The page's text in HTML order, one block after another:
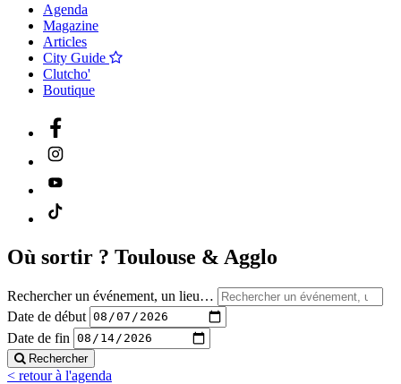
Agenda
Magazine
Articles
City Guide
Clutcho'
Boutique
Où sortir ? Toulouse & Agglo
Rechercher un événement, un lieu…
Date de début
Date de fin
Rechercher
< retour à l'agenda